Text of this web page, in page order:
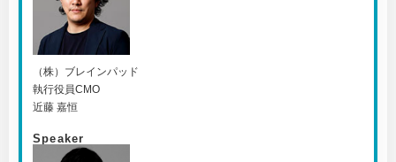
（株）ブレインパッド
執行役員CMO
近藤 嘉恒
Speaker